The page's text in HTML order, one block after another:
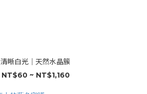
清晰白光｜天然水晶簇
NT$60 ~ NT$1,160